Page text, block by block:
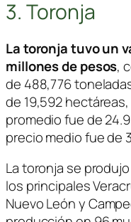
3. Toronja
La toronja tuvo un
millones de pesos,
de 488,776
de 19,592
promedio fue de
precio medio fue de
La toronja se
los principales
Nuevo León y